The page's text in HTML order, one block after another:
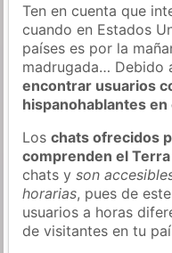
Ten en cuenta que
cuando en Estados
países es por la
madrugada… Debido
encontrar usuarios
hispanohablantes
Loschats ofrecidos
comprenden el
chats yson
horarias, pues de
usuarios a horas
de visitantes en tu